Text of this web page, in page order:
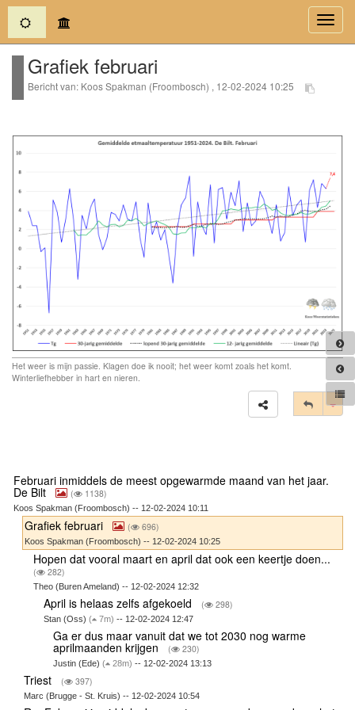
(current)
Grafiek februari
Bericht van: Koos Spakman (Froombosch) , 12-02-2024 10:25
Het weer is mijn passie. Klagen doe ik nooit; het weer komt zoals het komt.
Winterliefhebber in hart en nieren.
Februari inmiddels de meest opgewarmde maand van het jaar.
De Bilt ( 1138)
Koos Spakman (Froombosch) -- 12-02-2024 10:11
Grafiek februari ( 696)
Koos Spakman (Froombosch) -- 12-02-2024 10:25
Hopen dat vooral maart en april dat ook een keertje doen...
( 282)
Theo (Buren Ameland) -- 12-02-2024 12:32
April is helaas zelfs afgekoeld ( 298)
Stan (Oss) ( 7m) -- 12-02-2024 12:47
Ga er dus maar vanuit dat we tot 2030 nog warme
aprilmaanden krijgen ( 230)
Justin (Ede)( 28m) -- 12-02-2024 13:13
Triest ( 397)
Marc (Brugge - St. Kruis) -- 12-02-2024 10:54